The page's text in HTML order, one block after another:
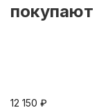
покупают
12 150 ₽